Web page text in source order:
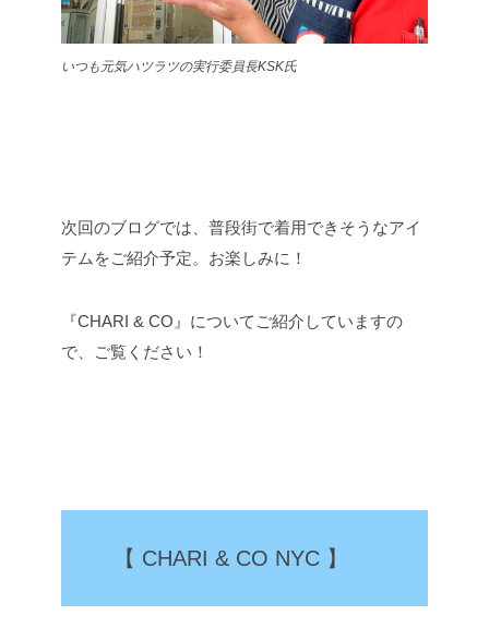
いつも元気ハツラツの実行委員長KSK氏
次回のブログでは、普段街で着用できそうなアイ
テムをご紹介予定。お楽しみに！
『CHARI & CO』についてご紹介していますの
で、ご覧ください！
【 CHARI & CO NYC 】